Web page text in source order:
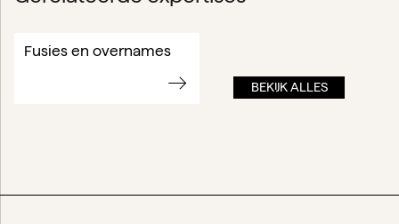
Fusies en overnames
BEKIJK ALLES